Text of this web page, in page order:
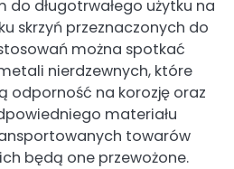
długotrwałego użytku na
skrzyń przeznaczonych do
można spotkać
nierdzewnych, które
odporność na korozję oraz
materiału
towarów
będą one przewożone.